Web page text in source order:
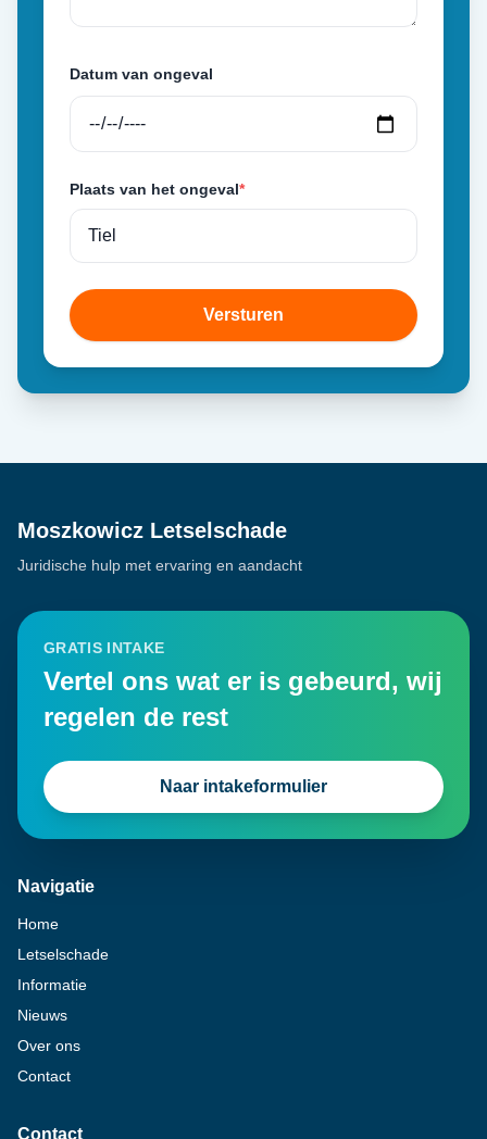
Datum van ongeval
Plaats van het ongeval*
Versturen
Moszkowicz Letselschade
Juridische hulp met ervaring en aandacht
GRATIS INTAKE
Vertel ons wat er is gebeurd, wij
regelen de rest
Naar intakeformulier
Navigatie
Home
Letselschade
Informatie
Nieuws
Over ons
Contact
Contact